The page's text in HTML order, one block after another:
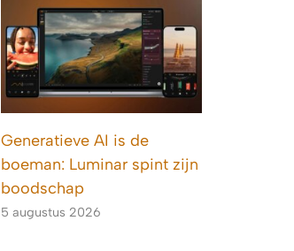
Generatieve AI is de
boeman: Luminar spint zijn
boodschap
5 augustus 2026